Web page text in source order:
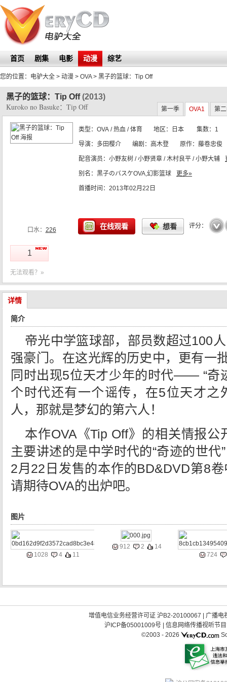
首页 剧集 电影 动漫 综艺
您的位置： 电驴大全 > 动漫 > OVA > 黑子的篮球：Tip Off
黑子的篮球：Tip Off(2013)
第一季 OVA1 第
Kuroko no Basuke：Tip Off
全1集
类型： OVA / 热血 / 体育 地区： 日本 集数： 1
导演： 多田樱介 编剧： 高木登 原作： 藤卷忠俊
配音演员： 小野友树 / 小野贤章 / 木村良平 / 小野大辅
别名： 黒子のバスケOVA,幻影篮球 更多»
动画制作： ProductionI.G
首播时间： 2013年02月22日
口水： 226 在线观看 想看 评分：
☆ ☆ ☆ ☆ ☆
1
无法观看？»
详情
简介
帝光中学篮球部，部员数超过100
强豪门。在这光辉的历史中，更有一
同时出现5位天才少年的时代—— “奇
个时代还有一个谣传，在5位天才之
人，那就是梦幻的第六人！
本作OVA《Tip Off》的相关情报公
主要讲述的是中学时代的“奇迹的世代
2月22日发售的本作的BD&DVD第8
请期待OVA的出炉吧。
图片
1028 4 11
912 2
14
724
增值电信业务经营许可证 沪B2-20100067
广播电
沪ICP备05001009号| 信息网络传播视听节
©2003 - 2026